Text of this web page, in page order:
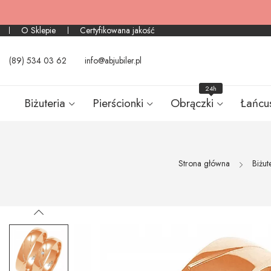
O Sklepie Certyfikowana jakość
(89) 534 03 62 info@abjubiler.pl
Biżuteria Pierścionki Obrączki
24h
Strona główna